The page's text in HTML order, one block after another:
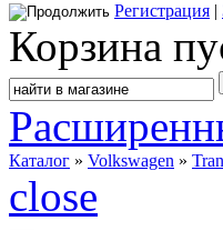
Регистрация |
Корзина
Каталог » Volkswagen »
close